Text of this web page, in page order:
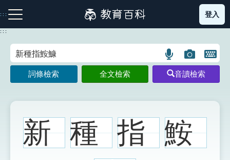
到
主
:::
注音索引圖示 筆畫索引圖示 部首索引表圖示
登入
:::
語
言
搜
示
圖
片
搜
示
開
鍵
圖
詞條檢索 全文檢索 音讀檢索
新 種 指 鮟